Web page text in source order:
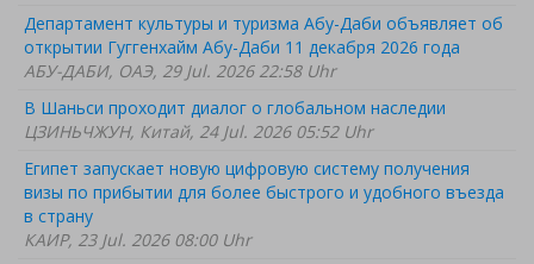
Департамент культуры и туризма Абу-Даби объявляет об
открытии Гуггенхайм Абу-Даби 11 декабря 2026 года
АБУ-ДАБИ, ОАЭ, 29 Jul. 2026 22:58 Uhr
В Шаньси проходит диалог о глобальном наследии
ЦЗИНЬЧЖУН, Китай, 24 Jul. 2026 05:52 Uhr
Египет запускает новую цифровую систему получения
визы по прибытии для более быстрого и удобного въезда
в страну
КАИР, 23 Jul. 2026 08:00 Uhr